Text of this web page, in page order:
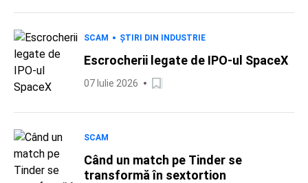
SCAM ȘTIRI DIN INDUSTRIE
Escrocherii legate de IPO-ul SpaceX
07 Iulie 2026
SCAM
Când un match pe Tinder se
transformă în sextortion